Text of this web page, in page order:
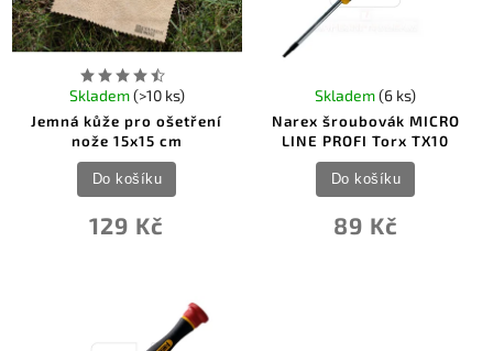
Jemná kůže pro ošetření
nože 15x15 cm
Skladem(>10 ks)
129 Kč
Do košíku
Narex šroubovák MICRO
LINE PROFI Torx TX10
Skladem(6 ks)
89 Kč
Do košíku